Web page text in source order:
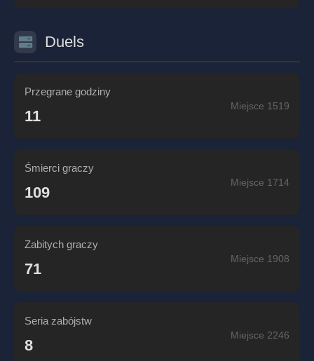
Duels
Przegrane godziny
11
Miejsce 1519
Śmierci graczy
109
Miejsce 1714
Zabitych graczy
71
Miejsce 1908
Seria zabójstw
8
Miejsce 2246